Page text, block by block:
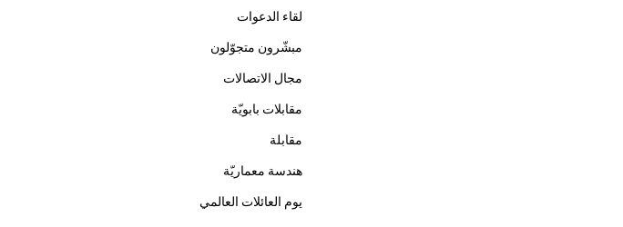
لقاء الدعوات
مبشّرون متجوّلون
مجال الاتصالات
مقابلات بابويّة
مقابلة
هندسة معماريّة
يوم العائلات العالمي